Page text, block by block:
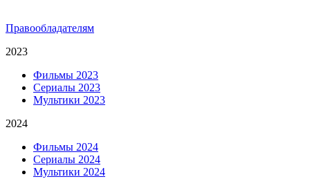
Правообладателям
2023
Фильмы 2023
Сериалы 2023
Мультики 2023
2024
Фильмы 2024
Сериалы 2024
Мультики 2024